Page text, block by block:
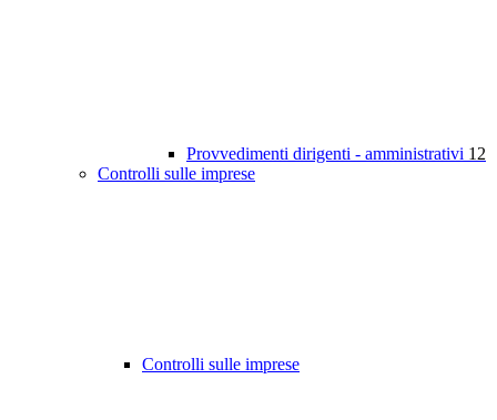
Provvedimenti dirigenti - amministrativi 12
Controlli sulle imprese
Controlli sulle imprese